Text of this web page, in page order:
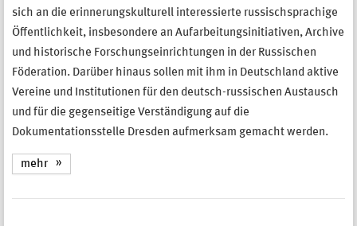
sich an die erinnerungskulturell interessierte russischsprachige
Öffentlichkeit, insbesondere an Aufarbeitungsinitiativen, Archive
und historische Forschungseinrichtungen in der Russischen
Föderation. Darüber hinaus sollen mit ihm in Deutschland aktive
Vereine und Institutionen für den deutsch-russischen Austausch
und für die gegenseitige Verständigung auf die
Dokumentationsstelle Dresden aufmerksam gemacht werden.
mehr